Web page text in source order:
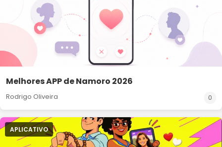
Melhores APP de Namoro 2026
Rodrigo Oliveira 0
APLICATIVO